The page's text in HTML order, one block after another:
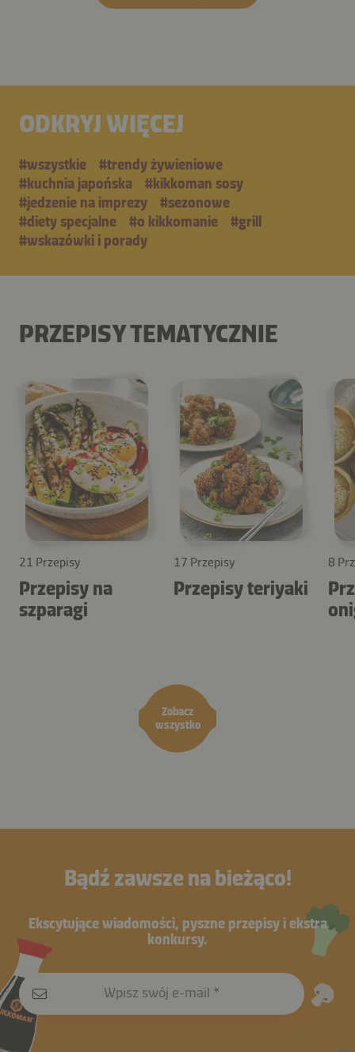
ODKRYJ WIĘCEJ
#wszystkie
#trendy żywieniowe
#kuchnia japońska
#kikkoman sosy
#jedzenie na imprezy
#sezonowe
#diety specjalne
#o kikkomanie
#grill
#wskazówki i porady
PRZEPISY TEMATYCZNIE
Zobacz
wszystko
21 Przepisy
Przepisy na
szparagi
17 Przepisy
Przepisy teriyaki
8
Bądź zawsze na bieżąco!
Ekscytujące wiadomości, pyszne przepisy i ekstra
konkursy.
Wpisz swój e-mail